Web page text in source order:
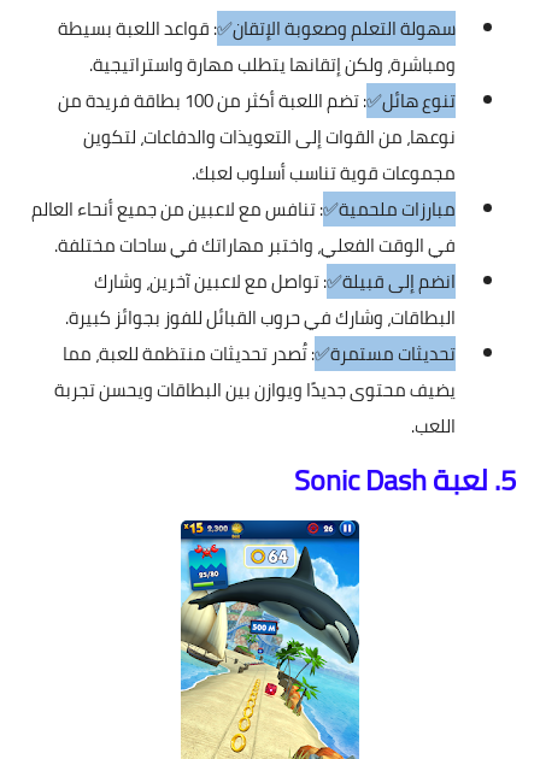
سهولة التعلم وصعوبة الإتقان✅: قواعد اللعبة بسيطة
ومباشرة، ولكن إتقانها يتطلب مهارة واستراتيجية.
تنوع هائل✅
: تضم اللعبة أكثر من 100 بطاقة فريدة من
نوعها، من القوات إلى التعويذات والدفاعات، لتكوين
مجموعات قوية تناسب أسلوب لعبك.
مبارزات ملحمية✅: تنافس مع لاعبين من جميع أنحاء العالم
في الوقت الفعلي، واختبر مهاراتك في ساحات مختلفة.
انضم إلى قبيلة✅: تواصل مع لاعبين آخرين، وشارك
البطاقات، وشارك في حروب القبائل للفوز بجوائز كبيرة.
تحديثات مستمرة✅: تُصدر تحديثات منتظمة للعبة، مما
يضيف محتوى جديدًا ويوازن بين البطاقات ويحسن تجربة
اللعب.
5. لعبة Sonic Dash